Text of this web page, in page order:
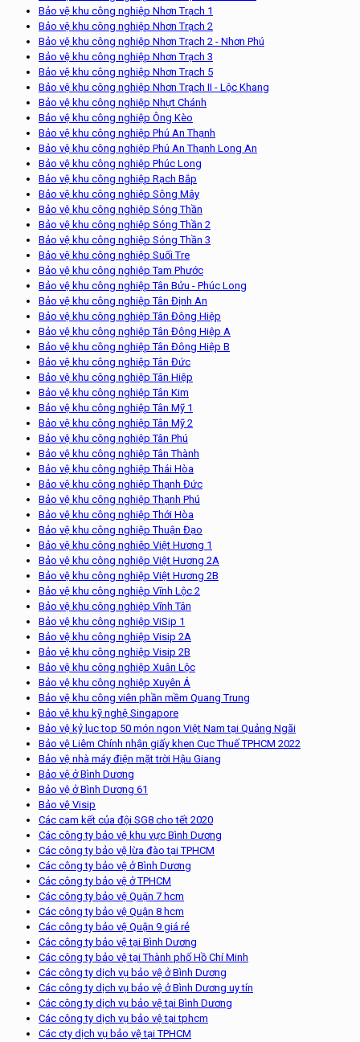
Bảo vệ khu công nghiệp Nhơn Trạch 1
Bảo vệ khu công nghiệp Nhơn Trạch 2
Bảo vệ khu công nghiệp Nhơn Trạch 2 - Nhơn Phú
Bảo vệ khu công nghiệp Nhơn Trạch 3
Bảo vệ khu công nghiệp Nhơn Trạch 5
Bảo vệ khu công nghiệp Nhơn Trạch II - Lộc Khang
Bảo vệ khu công nghiệp Nhựt Chánh
Bảo vệ khu công nghiệp Ông Kèo
Bảo vệ khu công nghiệp Phú An Thạnh
Bảo vệ khu công nghiệp Phú An Thạnh Long An
Bảo vệ khu công nghiệp Phúc Long
Bảo vệ khu công nghiệp Rạch Bắp
Bảo vệ khu công nghiệp Sông Mây
Bảo vệ khu công nghiệp Sóng Thần
Bảo vệ khu công nghiệp Sóng Thần 2
Bảo vệ khu công nghiệp Sóng Thần 3
Bảo vệ khu công nghiệp Suối Tre
Bảo vệ khu công nghiệp Tam Phước
Bảo vệ khu công nghiệp Tân Bửu - Phúc Long
Bảo vệ khu công nghiệp Tân Định An
Bảo vệ khu công nghiệp Tân Đông Hiệp
Bảo vệ khu công nghiệp Tân Đông Hiệp A
Bảo vệ khu công nghiệp Tân Đông Hiệp B
Bảo vệ khu công nghiệp Tân Đức
Bảo vệ khu công nghiệp Tân Hiệp
Bảo vệ khu công nghiệp Tân Kim
Bảo vệ khu công nghiệp Tân Mỹ 1
Bảo vệ khu công nghiệp Tân Mỹ 2
Bảo vệ khu công nghiệp Tân Phú
Bảo vệ khu công nghiệp Tân Thành
Bảo vệ khu công nghiệp Thái Hòa
Bảo vệ khu công nghiệp Thạnh Đức
Bảo vệ khu công nghiệp Thạnh Phú
Bảo vệ khu công nghiệp Thới Hòa
Bảo vệ khu công nghiệp Thuận Đạo
Bảo vệ khu công nghiêp Việt Hương 1
Bảo vệ khu công nghiệp Việt Hương 2A
Bảo vệ khu công nghiệp Việt Hương 2B
Bảo vệ khu công nghiệp Vĩnh Lộc 2
Bảo vệ khu công nghiệp Vĩnh Tân
Bảo vệ khu công nghiệp ViSip 1
Bảo vệ khu công nghiệp Visip 2A
Bảo vệ khu công nghiệp Visip 2B
Bảo vệ khu công nghiệp Xuân Lộc
Bảo vệ khu công nghiệp Xuyên Á
Bảo vệ khu công viên phần mềm Quang Trung
Bảo vệ khu kỹ nghệ Singapore
Bảo vệ kỷ lục top 50 món ngon Việt Nam tại Quảng Ngãi
Bảo vệ Liêm Chính nhận giấy khen Cục Thuế TPHCM 2022
Bảo vệ nhà máy điện mặt trời Hậu Giang
Bảo vệ ở Bình Dương
Bảo vệ ở Bình Dương 61
Bảo vệ Visip
Các cam kết của đội SG8 cho tết 2020
Các công ty bảo vệ khu vực Bình Dương
Các công ty bảo vệ lừa đào tại TPHCM
Các công ty bảo vệ ở Bình Dương
Các công ty bảo vệ ở TPHCM
Các công ty bảo vệ Quận 7 hcm
Các công ty bảo vệ Quận 8 hcm
Các công ty bảo vệ Quận 9 giá rẻ
Các công ty bảo vệ tại Bình Dương
Các công ty bảo vệ tại Thành phố Hồ Chí Minh
Các công ty dịch vụ bảo vệ ở Bình Dương
Các công ty dịch vụ bảo vệ ở Bình Dương uy tín
Các công ty dịch vụ bảo vệ tại Bình Dương
Các công ty dịch vụ bảo vệ tại tphcm
Các cty dịch vụ bảo vệ tại TPHCM